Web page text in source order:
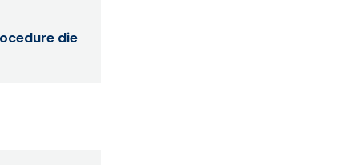
die